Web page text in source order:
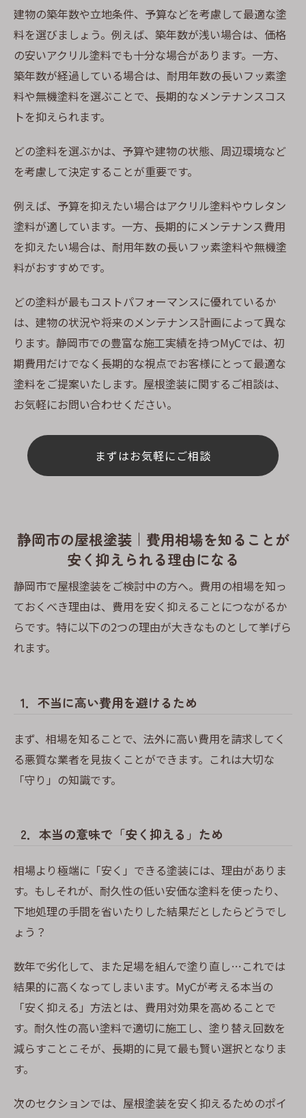
建物の築年数や立地条件、予算などを考慮して最適な塗
料を選びましょう。例えば、築年数が浅い場合は、価格
の安いアクリル塗料でも十分な場合があります。一方、
築年数が経過している場合は、耐用年数の長いフッ素塗
料や無機塗料を選ぶことで、長期的なメンテナンスコス
トを抑えられます。
どの塗料を選ぶかは、予算や建物の状態、周辺環境など
を考慮して決定することが重要です。
例えば、予算を抑えたい場合はアクリル塗料やウレタン
塗料が適しています。一方、長期的にメンテナンス費用
を抑えたい場合は、耐用年数の長いフッ素塗料や無機塗
料がおすすめです。
どの塗料が最もコストパフォーマンスに優れているか
は、建物の状況や将来のメンテナンス計画によって異な
ります。静岡市での豊富な施工実績を持つMyCでは、初
期費用だけでなく長期的な視点でお客様にとって最適な
塗料をご提案いたします。屋根塗装に関するご相談は、
お気軽にお問い合わせください。
まずはお気軽にご相談
静岡市の屋根塗装｜費用相場を知ることが
安く抑えられる理由になる
静岡市で屋根塗装をご検討中の方へ。費用の相場を知っ
ておくべき理由は、費用を安く抑えることにつながるか
らです。特に以下の2つの理由が大きなものとして挙げら
れます。
1．不当に高い費用を避けるため
まず、相場を知ることで、法外に高い費用を請求してく
る悪質な業者を見抜くことができます。これは大切な
「守り」の知識です。
2．本当の意味で「安く抑える」ため
相場より極端に「安く」できる塗装には、理由がありま
す。もしそれが、耐久性の低い安価な塗料を使ったり、
下地処理の手間を省いたりした結果だとしたらどうでし
ょう？
数年で劣化して、また足場を組んで塗り直し…これでは
結果的に高くなってしまいます。MyCが考える本当の
「安く抑える」方法とは、費用対効果を高めることで
す。耐久性の高い塗料で適切に施工し、塗り替え回数を
減らすことこそが、長期的に見て最も賢い選択となりま
す。
次のセクションでは、屋根塗装を安く抑えるためのポイ